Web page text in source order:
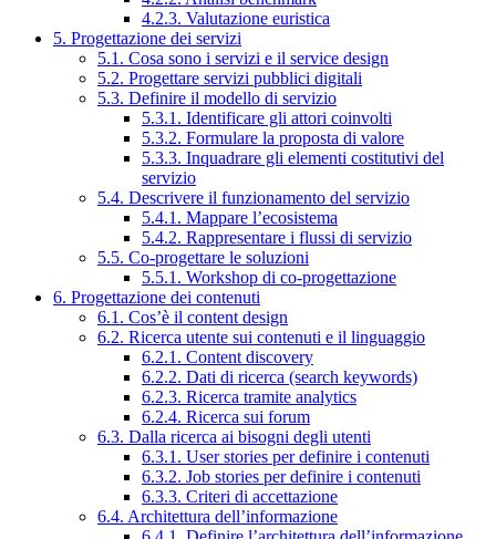
4.2.3. Valutazione euristica
5. Progettazione dei servizi
5.1. Cosa sono i servizi e il service design
5.2. Progettare servizi pubblici digitali
5.3. Definire il modello di servizio
5.3.1. Identificare gli attori coinvolti
5.3.2. Formulare la proposta di valore
5.3.3. Inquadrare gli elementi costitutivi del
servizio
5.4. Descrivere il funzionamento del servizio
5.4.1. Mappare l’ecosistema
5.4.2. Rappresentare i flussi di servizio
5.5. Co-progettare le soluzioni
5.5.1. Workshop di co-progettazione
6. Progettazione dei contenuti
6.1. Cos’è il content design
6.2. Ricerca utente sui contenuti e il linguaggio
6.2.1. Content discovery
6.2.2. Dati di ricerca (search keywords)
6.2.3. Ricerca tramite analytics
6.2.4. Ricerca sui forum
6.3. Dalla ricerca ai bisogni degli utenti
6.3.1. User stories per definire i contenuti
6.3.2. Job stories per definire i contenuti
6.3.3. Criteri di accettazione
6.4. Architettura dell’informazione